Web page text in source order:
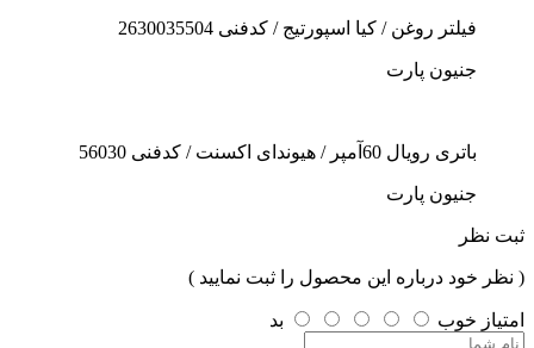
فیلتر روغن / کیا اسپورتیج / کدفنی 2630035504
جنیون پارت
باتری رویال 60آمپر / هیوندای اکسنت / کدفنی 56030
جنیون پارت
ثبت نظر
( نظر خود درباره این محصول را ثبت نمایید )
امتیاز خوب بد